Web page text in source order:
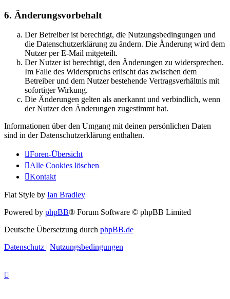
6. Änderungsvorbehalt
Der Betreiber ist berechtigt, die Nutzungsbedingungen und
die Datenschutzerklärung zu ändern. Die Änderung wird dem
Nutzer per E-Mail mitgeteilt.
Der Nutzer ist berechtigt, den Änderungen zu widersprechen.
Im Falle des Widerspruchs erlischt das zwischen dem
Betreiber und dem Nutzer bestehende Vertragsverhältnis mit
sofortiger Wirkung.
Die Änderungen gelten als anerkannt und verbindlich, wenn
der Nutzer den Änderungen zugestimmt hat.
Informationen über den Umgang mit deinen persönlichen Daten
sind in der Datenschutzerklärung enthalten.
Foren-Übersicht
Alle Cookies löschen
Kontakt
Flat Style by Ian Bradley
Powered by phpBB® Forum Software © phpBB Limited
Deutsche Übersetzung durch phpBB.de
Datenschutz | Nutzungsbedingungen